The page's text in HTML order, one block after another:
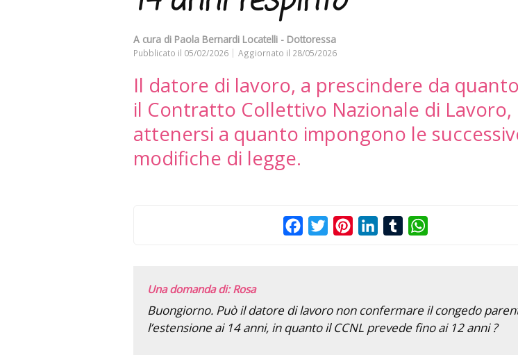
A cura di Paola Bernardi Locatelli - Dottoressa
Pubblicato il 05/02/2026 Aggiornato il 28/05/2026
Il datore di lavoro, a prescindere da
il Contratto Collettivo Nazionale di Lavoro,
attenersi a quanto impongono le
modifiche di legge.
FacebookTwitterPinterestLinkedInTumblr
Una domanda di: Rosa
Buongiorno. Può il datore di lavoro non confermare il congedo
l’estensione ai 14 anni, in quanto il CCNL prevede fino ai 12 anni ?